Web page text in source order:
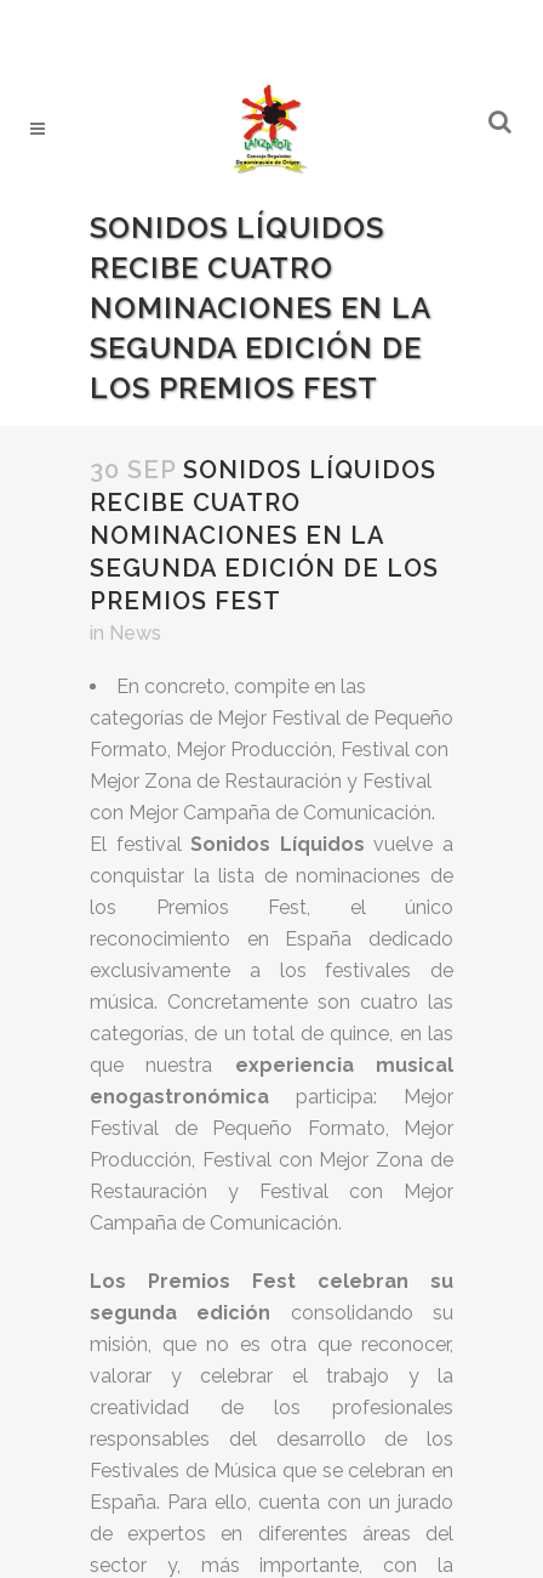
SONIDOS LÍQUIDOS
RECIBE CUATRO
NOMINACIONES EN LA
SEGUNDA EDICIÓN DE
LOS PREMIOS FEST
30 SEP SONIDOS LÍQUIDOS
RECIBE CUATRO
NOMINACIONES EN LA
SEGUNDA EDICIÓN DE LOS
PREMIOS FEST
in News
En concreto, compite en las
categorías de Mejor Festival de Pequeño
Formato, Mejor Producción, Festival con
Mejor Zona de Restauración y Festival
con Mejor Campaña de Comunicación.
El festivalSonidos Líquidos vuelve a
conquistar la lista de nominaciones de
los Premios Fest, el único
reconocimiento en España dedicado
exclusivamente a los festivales de
música. Concretamente son cuatro las
categorías, de un total de quince, en las
que nuestra experiencia musical
enogastronómica participa: Mejor
Festival de Pequeño Formato, Mejor
Producción, Festival con Mejor Zona de
Restauración y Festival con Mejor
Campaña de Comunicación.
Los Premios Fest celebran su
segunda edición consolidando su
misión, que no es otra que reconocer,
valorar y celebrar el trabajo y la
creatividad de los profesionales
responsables del desarrollo de los
Festivales de Música que se celebran en
España. Para ello, cuenta con un jurado
de expertos en diferentes áreas del
sector y, más importante, con la